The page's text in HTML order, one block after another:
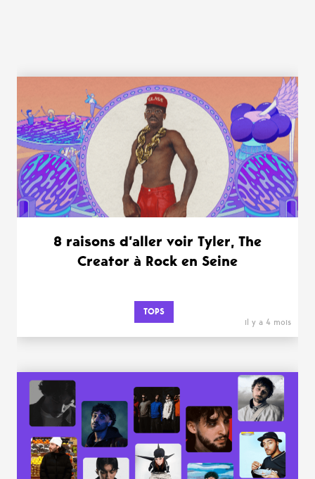
WANT MORE ?
8 raisons d’aller voir Tyler, The
Creator à Rock en Seine
TOPS
il y a 4 mois